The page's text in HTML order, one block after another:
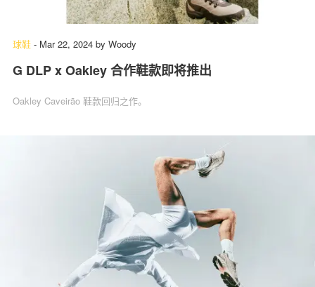
球鞋 - Mar 22, 2024 by Woody
G DLP x Oakley 合作鞋款即将推出
Oakley Caveirão 鞋款回归之作。